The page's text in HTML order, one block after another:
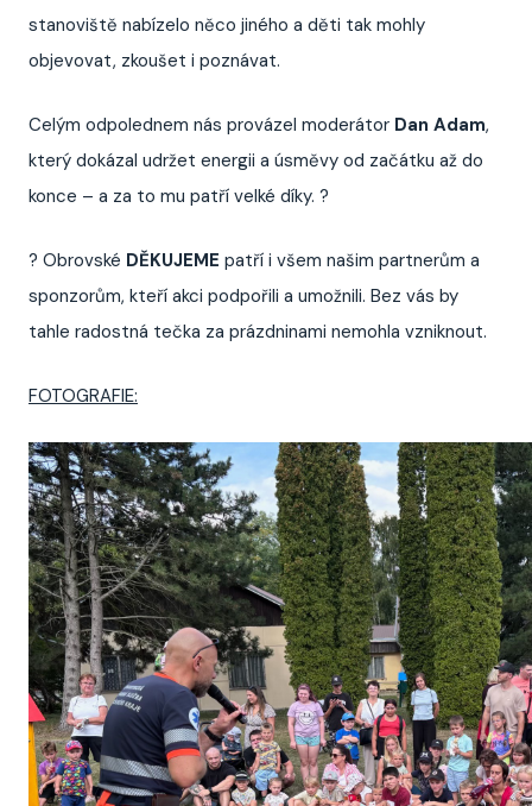
stanoviště nabízelo něco jiného a děti tak mohly
objevovat, zkoušet i poznávat.
Celým odpolednem nás provázel moderátor Dan Adam,
který dokázal udržet energii a úsměvy od začátku až do
konce – a za to mu patří velké díky. ?
? Obrovské DĚKUJEME patří i všem našim partnerům a
sponzorům, kteří akci podpořili a umožnili. Bez vás by
tahle radostná tečka za prázdninami nemohla vzniknout.
FOTOGRAFIE: